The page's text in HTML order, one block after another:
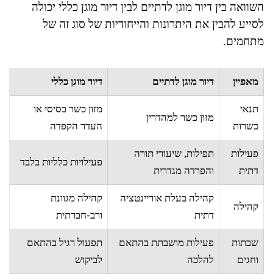
השוואה בין דיור מוגן לדתיים לבין דיור מוגן כללי יכולה
לסייע להבין את היתרונות והייחודיות של סוג זה של
מתחמים.
מאפיין דיור מוגן לדתיים דיור מוגן כללי
תנאי
כשרות
מזון כשר למהדרין
מזון כשר בסיסי או
העדר הקפדה
פעילות
דתית
תפילות, שיעורי תורה
והפרדה מגדרית
פעילויות כלליות בלבד
קהילה
קהילה בעלת אוריינטציה
דתית
קהילה מגוונת
ורב-חברתית
שבתות
וחגים
פעילות מושבתת בהתאם
להלכה
תפעול רגיל בהתאם
לביקוש